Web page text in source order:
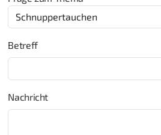
Betreff
Nachricht